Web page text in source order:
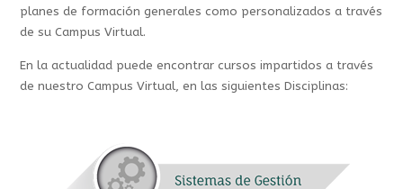
planes de formación generales como personalizados a través
de su Campus Virtual.
En la actualidad puede encontrar cursos impartidos a través
de nuestro Campus Virtual, en las siguientes Disciplinas: